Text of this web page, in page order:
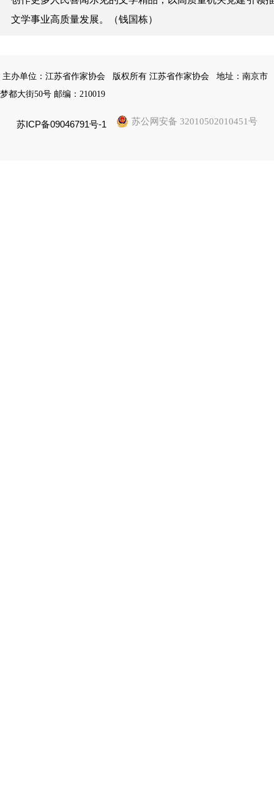
文学事业高质量发展。（钱国栋）
主办单位：江苏省作家协会 版权所有 江苏省作家协会
地址：南京市
梦都大街50号 邮编：210019
苏ICP备09046791号-1 苏公网安备 32010502010451号